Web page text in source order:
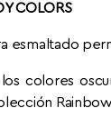
COLORS
esmaltado
los colores